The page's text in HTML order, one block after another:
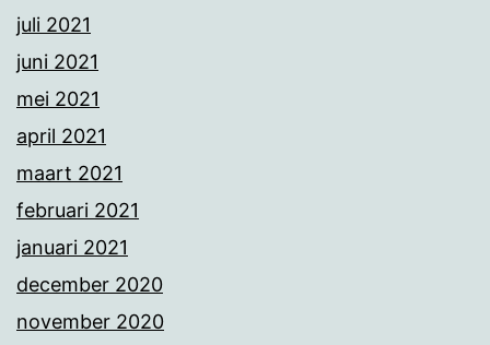
juli 2021
juni 2021
mei 2021
april 2021
maart 2021
februari 2021
januari 2021
december 2020
november 2020